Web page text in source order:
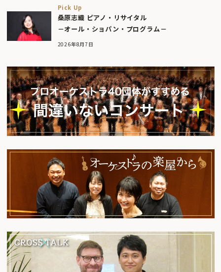
Pick Up
桑原志織 ピアノ・リサイタル
－オール・ショパン・プログラム－
2026年8月7日